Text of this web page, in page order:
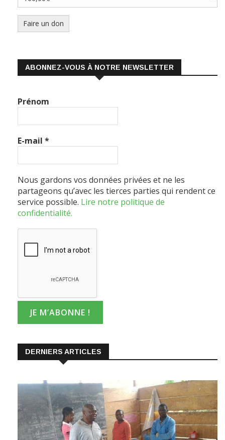
Faire un don
ABONNEZ-VOUS À NOTRE NEWSLETTER
Prénom
E-mail *
Nous gardons vos données privées et ne les
partageons qu’avec les tierces parties qui rendent ce
service possible. Lire notre politique de
confidentialité.
DERNIERS ARTICLES